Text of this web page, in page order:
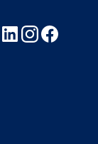
LinkedInInstagram